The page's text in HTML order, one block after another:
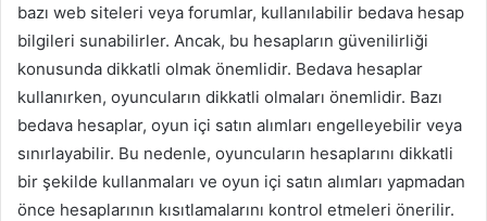
bazı web siteleri veya forumlar, kullanılabilir bedava hesap
bilgileri sunabilirler. Ancak, bu hesapların güvenilirliği
konusunda dikkatli olmak önemlidir. Bedava hesaplar
kullanırken, oyuncuların dikkatli olmaları önemlidir. Bazı
bedava hesaplar, oyun içi satın alımları engelleyebilir veya
sınırlayabilir. Bu nedenle, oyuncuların hesaplarını dikkatli
bir şekilde kullanmaları ve oyun içi satın alımları yapmadan
önce hesaplarının kısıtlamalarını kontrol etmeleri önerilir.